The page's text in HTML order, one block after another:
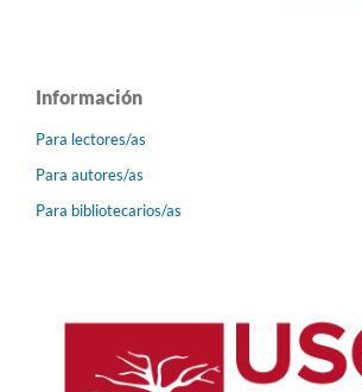
Información
Para lectores/as
Para autores/as
Para bibliotecarios/as